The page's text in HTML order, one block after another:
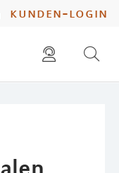
kunden-login